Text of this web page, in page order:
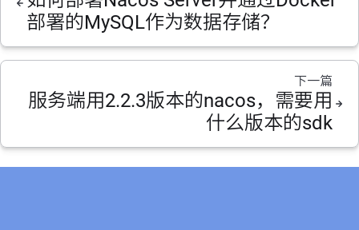
部署的MySQL作为数据存储？
下一篇
服务端用2.2.3版本的nacos，需要用
什么版本的sdk